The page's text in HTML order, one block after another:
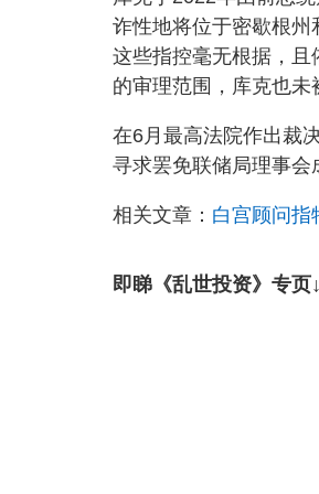
诈性地将位于密歇根州
这些指控毫无根据，
的审理范围，库克也未
在6月最高法院作出裁
寻求罢免联储局理事会
相关文章： 白宫顾问指
即睇《乱世投资》专页↓